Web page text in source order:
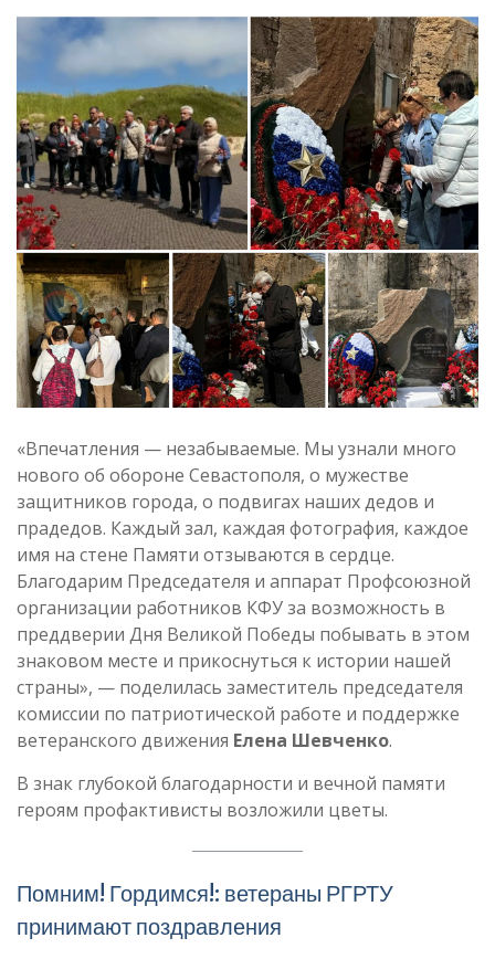
«Впечатления — незабываемые. Мы узнали много
нового об обороне Севастополя, о мужестве
защитников города, о подвигах наших дедов и
прадедов. Каждый зал, каждая фотография, каждое
имя на стене Памяти отзываются в сердце.
Благодарим Председателя и аппарат Профсоюзной
организации работников КФУ за возможность в
преддверии Дня Великой Победы побывать в этом
знаковом месте и прикоснуться к истории нашей
страны», — поделилась заместитель председателя
комиссии по патриотической работе и поддержке
ветеранского движения Елена Шевченко.
В знак глубокой благодарности и вечной памяти
героям профактивисты возложили цветы.
Помним! Гордимся!: ветераны РГРТУ
принимают поздравления